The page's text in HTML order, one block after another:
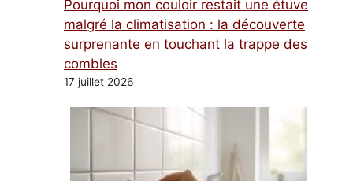
Pourquoi mon couloir restait une étuve
malgré la climatisation : la découverte
surprenante en touchant la trappe des
combles
17 juillet 2026